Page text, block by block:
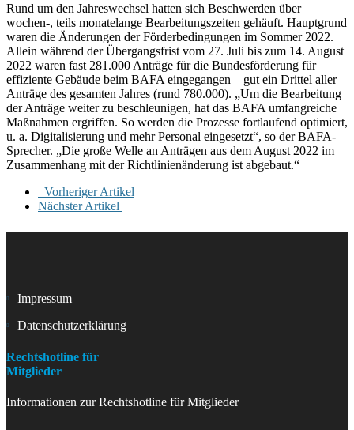
Rund um den Jahreswechsel hatten sich Beschwerden über
wochen-, teils monatelange Bearbeitungszeiten gehäuft. Hauptgrund
waren die Änderungen der Förderbedingungen im Sommer 2022.
Allein während der Übergangsfrist vom 27. Juli bis zum 14. August
2022 waren fast 281.000 Anträge für die Bundesförderung für
effiziente Gebäude beim BAFA eingegangen – gut ein Drittel aller
Anträge des gesamten Jahres (rund 780.000). „Um die Bearbeitung
der Anträge weiter zu beschleunigen, hat das BAFA umfangreiche
Maßnahmen ergriffen. So werden die Prozesse fortlaufend optimiert,
u. a. Digitalisierung und mehr Personal eingesetzt“, so der BAFA-
Sprecher. „Die große Welle an Anträgen aus dem August 2022 im
Zusammenhang mit der Richtlinienänderung ist abgebaut.“
Vorheriger Artikel
Nächster Artikel
Impressum
Datenschutzerklärung
Rechtshotline für
Mitglieder
Informationen zur Rechtshotline für Mitglieder